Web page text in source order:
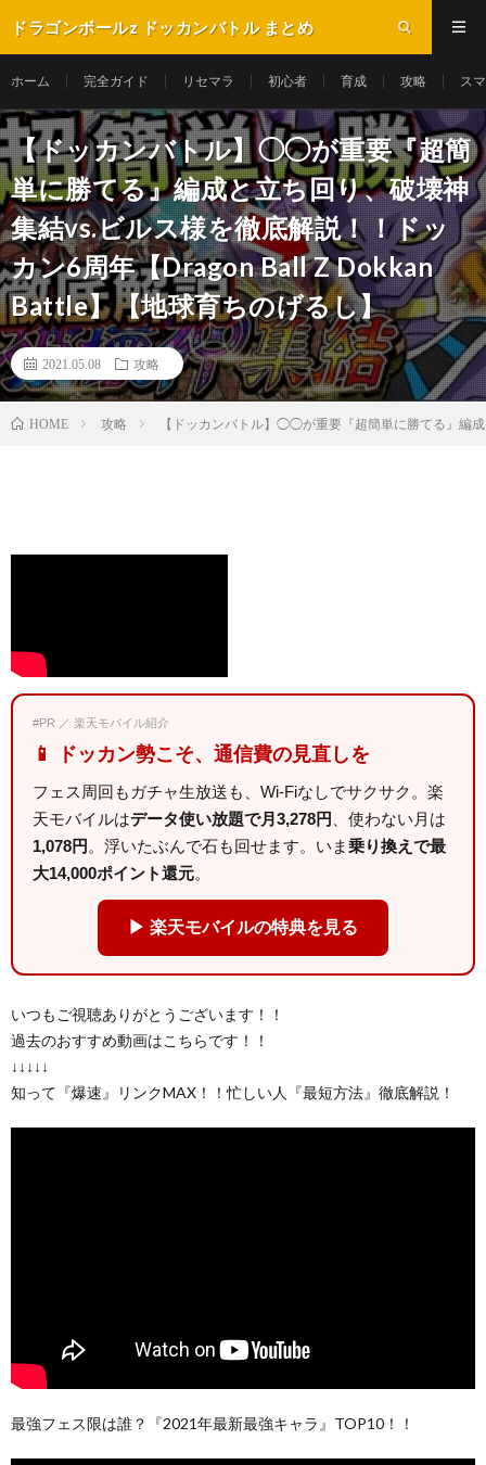
ドラゴンボールz ドッカンバトル まとめ
ホーム 完全ガイド リセマラ 初心者 育成 攻略 ス
【ドッカンバトル】◯◯が重要『超簡
単に勝てる』編成と立ち回り、破壊神
集結vs.ビルス様を徹底解説！！ドッ
カン6周年【Dragon Ball Z Dokkan
Battle】【地球育ちのげるし】
2021.05.08 攻略
HOME 攻略 【ドッカンバトル】◯◯が重要『超簡単に勝てる』編
#PR ／ 楽天モバイル紹介
📱 ドッカン勢こそ、通信費の見直しを
フェス周回もガチャ生放送も、Wi-Fiなしでサクサク。楽
天モバイルはデータ使い放題で月3,278円
、使わない月は
1,078円 。浮いたぶんで石も回せます。いま乗り換えで最
大14,000ポイント還元。
▶ 楽天モバイルの特典を見る
いつもご視聴ありがとうございます！！
過去のおすすめ動画はこちらです！！
↓↓↓↓↓
知って『爆速』リンクMAX！！忙しい人『最短方法』徹底解説！
最強フェス限は誰？『2021年最新最強キャラ』TOP10！！